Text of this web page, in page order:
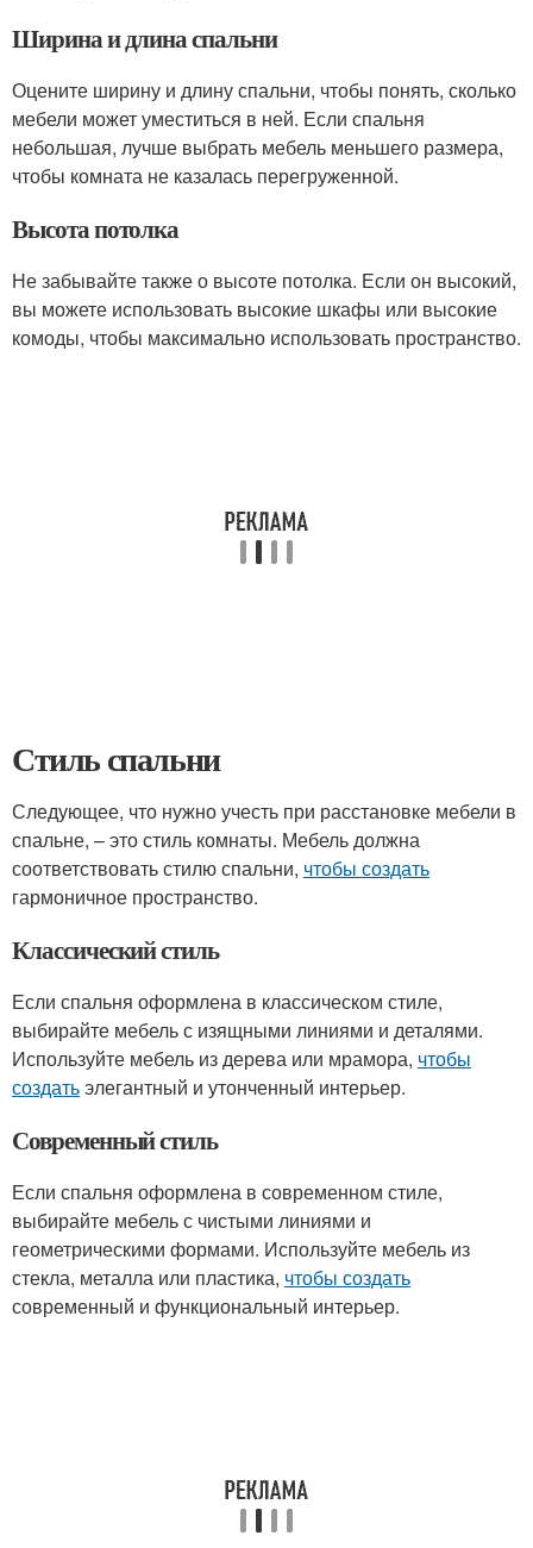
Ширина и длина спальни
Оцените ширину и длину спальни, чтобы понять, сколько
мебели может уместиться в ней. Если спальня
небольшая, лучше выбрать мебель меньшего размера,
чтобы комната не казалась перегруженной.
Высота потолка
Не забывайте также о высоте потолка. Если он высокий,
вы можете использовать высокие шкафы или высокие
комоды, чтобы максимально использовать пространство.
Стиль спальни
Следующее, что нужно учесть при расстановке мебели в
спальне, – это стиль комнаты. Мебель должна
соответствовать стилю спальни, чтобы создать
гармоничное пространство.
Классический стиль
Если спальня оформлена в классическом стиле,
выбирайте мебель с изящными линиями и деталями.
Используйте мебель из дерева или мрамора, чтобы
создатьэлегантный и утонченный интерьер.
Современный стиль
Если спальня оформлена в современном стиле,
выбирайте мебель с чистыми линиями и
геометрическими формами. Используйте мебель из
стекла, металла или пластика, чтобы создать
современный и функциональный интерьер.